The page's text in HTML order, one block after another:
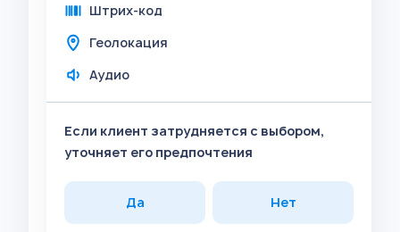
Штрих-код
Геолокация
Аудио
Если клиент затрудняется с выбором,
уточняет его предпочтения
Да Нет